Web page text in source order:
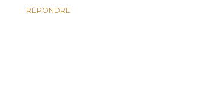
RÉPONDRE